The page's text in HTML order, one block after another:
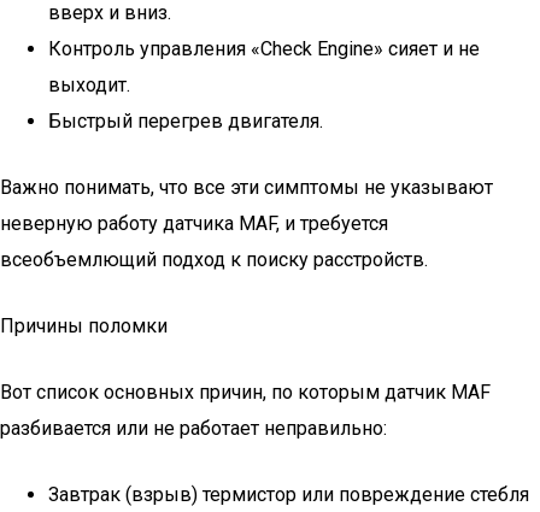
вверх и вниз.
Контроль управления «Check Engine» сияет и не
выходит.
Быстрый перегрев двигателя.
Важно понимать, что все эти симптомы не указывают
неверную работу датчика MAF, и требуется
всеобъемлющий подход к поиску расстройств.
Причины поломки
Вот список основных причин, по которым датчик MAF
разбивается или не работает неправильно:
Завтрак (взрыв) термистор или повреждение стебля